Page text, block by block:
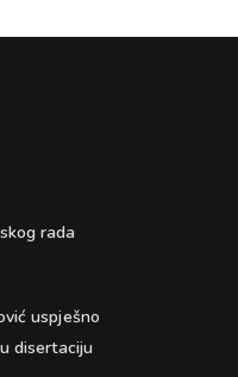
rada
uspješno
disertaciju